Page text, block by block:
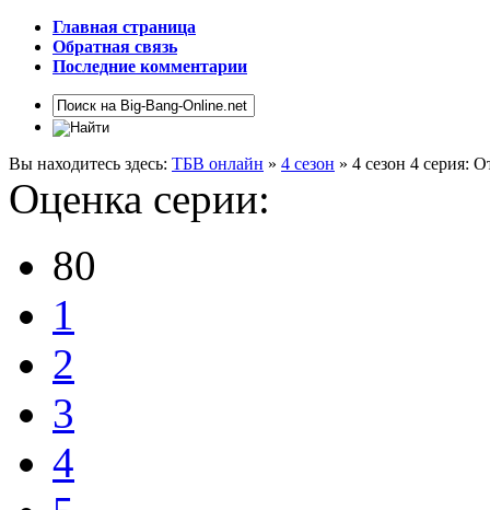
Главная страница
Обратная связь
Последние комментарии
Вы находитесь здесь: ТБВ онлайн » 4 сезон » 4 сезон 4 серия:
Оценка серии:
80
1
2
3
4